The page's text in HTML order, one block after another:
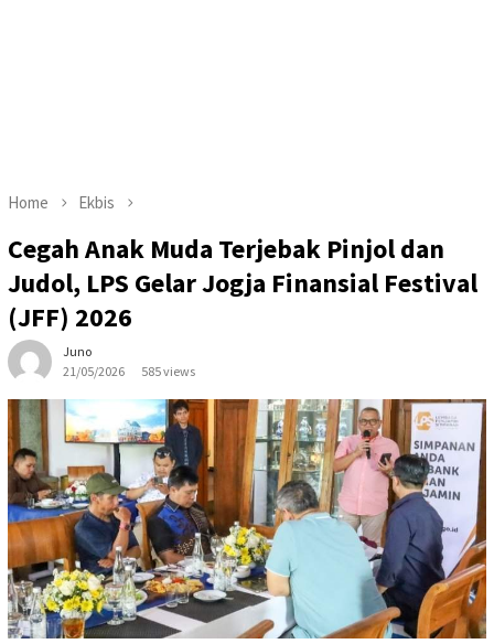
Home Ekbis
Cegah Anak Muda Terjebak Pinjol dan
Judol, LPS Gelar Jogja Finansial Festival
(JFF) 2026
Juno
21/05/2026
585 views